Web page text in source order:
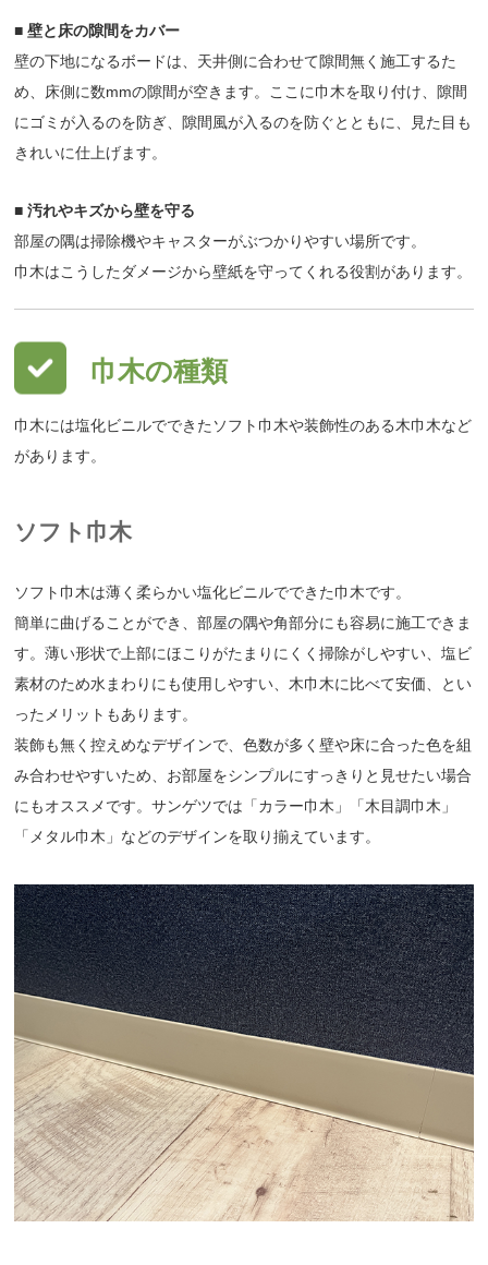
■ 壁と床の隙間をカバー
壁の下地になるボードは、天井側に合わせて隙間無く施工するた
め、床側に数mmの隙間が空きます。ここに巾木を取り付け、隙間
にゴミが入るのを防ぎ、隙間風が入るのを防ぐとともに、見た目も
きれいに仕上げます。
■ 汚れやキズから壁を守る
部屋の隅は掃除機やキャスターがぶつかりやすい場所です。
巾木はこうしたダメージから壁紙を守ってくれる役割があります。
巾木の種類
巾木には塩化ビニルでできたソフト巾木や装飾性のある木巾木など
があります。
ソフト巾木
ソフト巾木は薄く柔らかい塩化ビニルでできた巾木です。
簡単に曲げることができ、部屋の隅や角部分にも容易に施工できま
す。薄い形状で上部にほこりがたまりにくく掃除がしやすい、塩ビ
素材のため水まわりにも使用しやすい、木巾木に比べて安価、とい
ったメリットもあります。
装飾も無く控えめなデザインで、色数が多く壁や床に合った色を組
み合わせやすいため、お部屋をシンプルにすっきりと見せたい場合
にもオススメです。サンゲツでは「カラー巾木」「木目調巾木」
「メタル巾木」などのデザインを取り揃えています。